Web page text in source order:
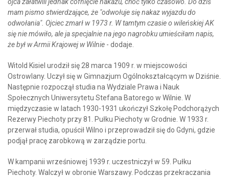
mam pismo stwierdzające, że "odwołuje się nakaz wyjazdu do
odwołania". Ojciec zmarł w 1973 r. W tamtym czasie o wileńskiej AK
się nie mówiło, ale ja specjalnie na jego nagrobku umieściłam napis,
że był w Armii Krajowej w Wilnie - dodaje.
Witold Kisiel urodził się 28 marca 1909 r. w miejscowości
Ostrowlany. Uczył się w Gimnazjum Ogólnokształcącym w Dziśnie.
Następnie rozpoczął studia na Wydziale Prawa i Nauk
Społecznych Uniwersytetu Stefana Batorego w Wilnie. W
międzyczasie w latach 1930-1931 ukończył Szkołę Podchorążych
Rezerwy Piechoty przy 81. Pułku Piechoty w Grodnie. W 1933 r.
przerwał studia, opuścił Wilno i przeprowadził się do Gdyni, gdzie
podjął pracę zarobkową w zarządzie portu.
W kampanii wrześniowej 1939 r. uczestniczył w 59. Pułku
Piechoty. Walczył w obronie Warszawy. Podczas przekraczania